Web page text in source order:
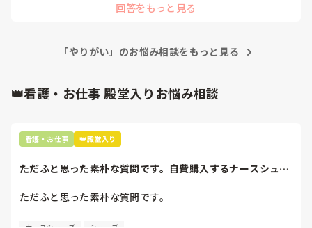
き」「病棟の常に業務に追われる感覚が嫌だった」「丁寧に看
たい看護師像を考えると今後に繋がるかもしれませんね。希望
回答をもっと見る
「やりがい」のお悩み相談をもっと見る
👑看護・お仕事 殿堂入りお悩み相談
看護・お仕事 👑殿堂入り
ただふと思った素朴な質問です。自費購入するナースシュー
ただふと思った素朴な質問です。
自費購入するナースシューズ(職場で使用してる靴)っていく